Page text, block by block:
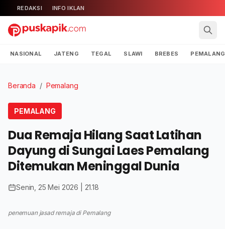
REDAKSI INFO IKLAN
NASIONAL JATENG TEGAL SLAWI BREBES PEMALANG
Beranda / Pemalang
PEMALANG
Dua Remaja Hilang Saat Latihan
Dayung di Sungai Laes Pemalang
Ditemukan Meninggal Dunia
Senin, 25 Mei 2026 | 21.18
penemuan jasad remaja di Pemalang